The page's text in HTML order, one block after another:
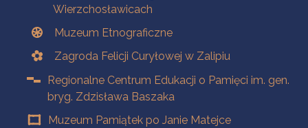
Wierzchosławicach
Muzeum Etnograficzne
Zagroda Felicji Curyłowej w Zalipiu
Regionalne Centrum Edukacji o Pamięci im. gen.
bryg. Zdzisława Baszaka
Muzeum Pamiątek po Janie Matejce